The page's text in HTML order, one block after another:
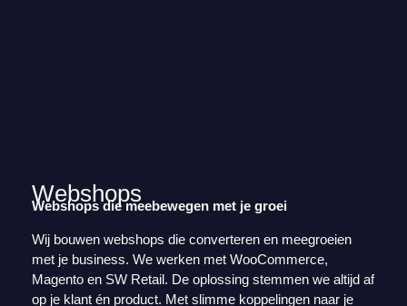
Webshops
Webshops die meebewegen met je groei
Wij bouwen webshops die converteren en meegroeien
met je business. We werken met WooCommerce,
Magento en SW Retail. De oplossing stemmen we altijd af
op je klant én product. Met slimme koppelingen naar je